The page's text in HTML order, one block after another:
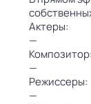
Актеры:
—
Композитор:
—
Режиссеры:
—